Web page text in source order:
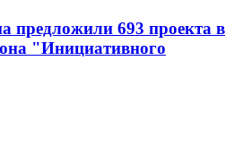
предложили 693 проекта в
"Инициативного